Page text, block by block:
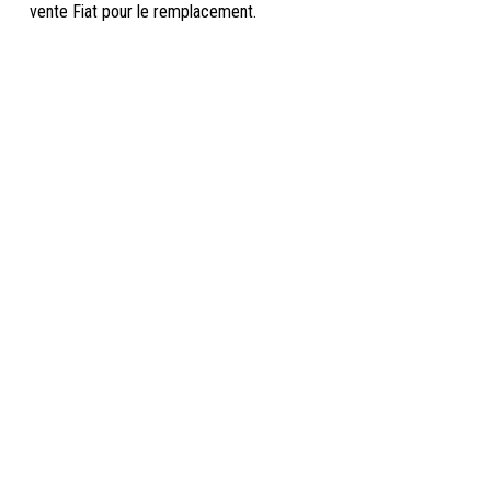
vente Fiat pour le remplacement.